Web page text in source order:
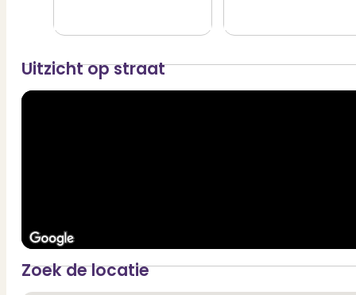
Ground floor: Entrance with intercom, stairwell, and elevator.
Second floor: At the front is the spacious living room with a bay
room with a loggia featuring sliding doors facing west. Also on
Uitzicht op straat
Zoek de locatie